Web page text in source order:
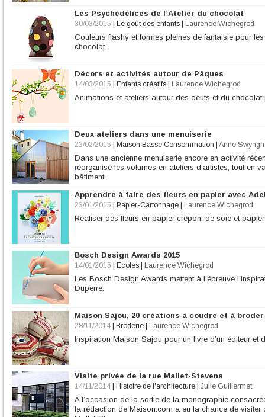
Les Psychédélices de l’Atelier du chocolat
30/03/2015 Le goût des enfants Laurence Wichegrod
Couleurs flashy et formes pleines de fantaisie pour
chocolat.
Décors et activités autour de Pâques
14/03/2015 Enfants créatifs Laurence Wichegrod
Animations et ateliers autour des oeufs et du chocolat
Deux ateliers dans une menuiserie
23/02/2015 Maison Basse Consommation Anne
Dans une ancienne menuiserie encore en activité
réorganisé les volumes en ateliers d’artistes, tout en
bâtiment.
Apprendre à faire des fleurs en papier avec
23/01/2015 Papier-Cartonnage Laurence Wichegrod
Réaliser des fleurs en papier crêpon, de soie et
Bosch Design Awards 2015
14/01/2015 Ecoles Laurence Wichegrod
Les Bosch Design Awards mettent à l’épreuve
Duperré.
Maison Sajou, 20 créations à coudre et à broder
28/11/2014 Broderie Laurence Wichegrod
Inspiration Maison Sajou pour un livre d’un éditeur et
Visite privée de la rue Mallet-Stevens
14/11/2014 Histoire de l'architecture Julie Guillermet
A l’occasion de la sortie de la monographie
la rédaction de Maison.com a eu la chance de visiter